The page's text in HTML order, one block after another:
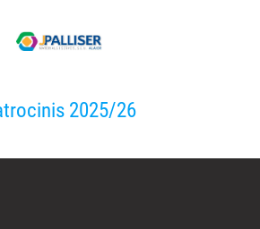
2025/26